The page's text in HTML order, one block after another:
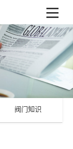
阀门知识